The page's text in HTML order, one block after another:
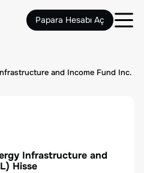
Papara Hesabı Aç
and Income Fund Inc.
Infrastructure and
) Hisse